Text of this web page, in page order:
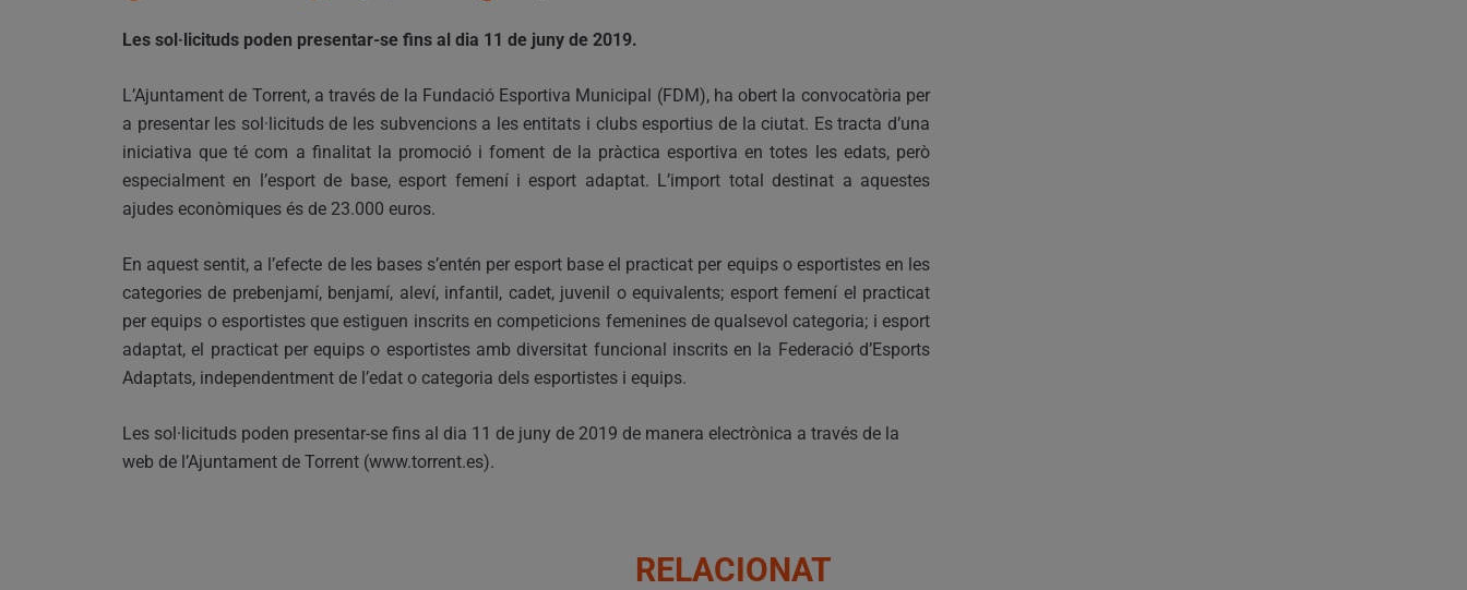
Les sol·licituds poden presentar-se fins al dia 11 de juny de 2019.
L’Ajuntament de Torrent, a través de la Fundació Esportiva Municipal (FDM), ha obert la convocatòria per
a presentar les sol·licituds de les subvencions a les entitats i clubs esportius de la ciutat. Es tracta d’una
iniciativa que té com a finalitat la promoció i foment de la pràctica esportiva en totes les edats, però
especialment en l’esport de base, esport femení i esport adaptat. L’import total destinat a aquestes
ajudes econòmiques és de 23.000 euros.
En aquest sentit, a l’efecte de les bases s’entén per esport base el practicat per equips o esportistes en les
categories de prebenjamí, benjamí, aleví, infantil, cadet, juvenil o equivalents; esport femení el practicat
per equips o esportistes que estiguen inscrits en competicions femenines de qualsevol categoria; i esport
adaptat, el practicat per equips o esportistes amb diversitat funcional inscrits en la Federació d’Esports
Adaptats, independentment de l’edat o categoria dels esportistes i equips.
Les sol·licituds poden presentar-se fins al dia 11 de juny de 2019 de manera electrònica a través de la
web de l’Ajuntament de Torrent (www.torrent.es).
RELACIONAT